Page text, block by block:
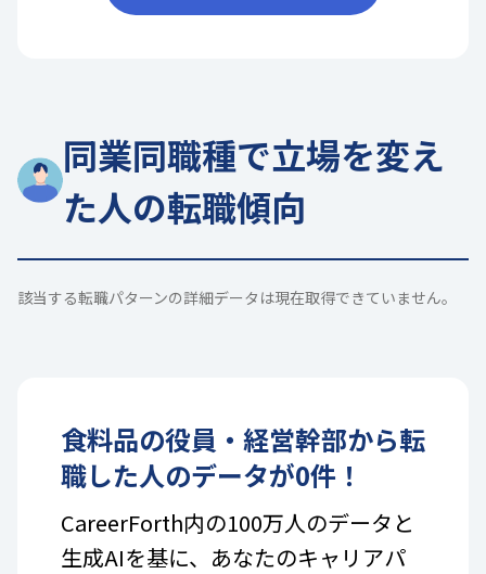
同業同職種で立場を変え
た人の転職傾向
該当する転職パターンの詳細データは現在取得できていません。
食料品の役員・経営幹部から転
職した人のデータが0件！
CareerForth内の100万人のデータと
生成AIを基に、あなたのキャリアパ